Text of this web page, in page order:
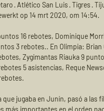
· Atlético San Luis · Tigres ·
op 14 mrt 2020, om 14:54.
16 rebotes, Dominique
3 rebotes.. En Olimpia: Brian
Zygimantas Riauka 9
5 asistencias, Reque
jugaba en Junín, pasó a las
más importantes en el orden